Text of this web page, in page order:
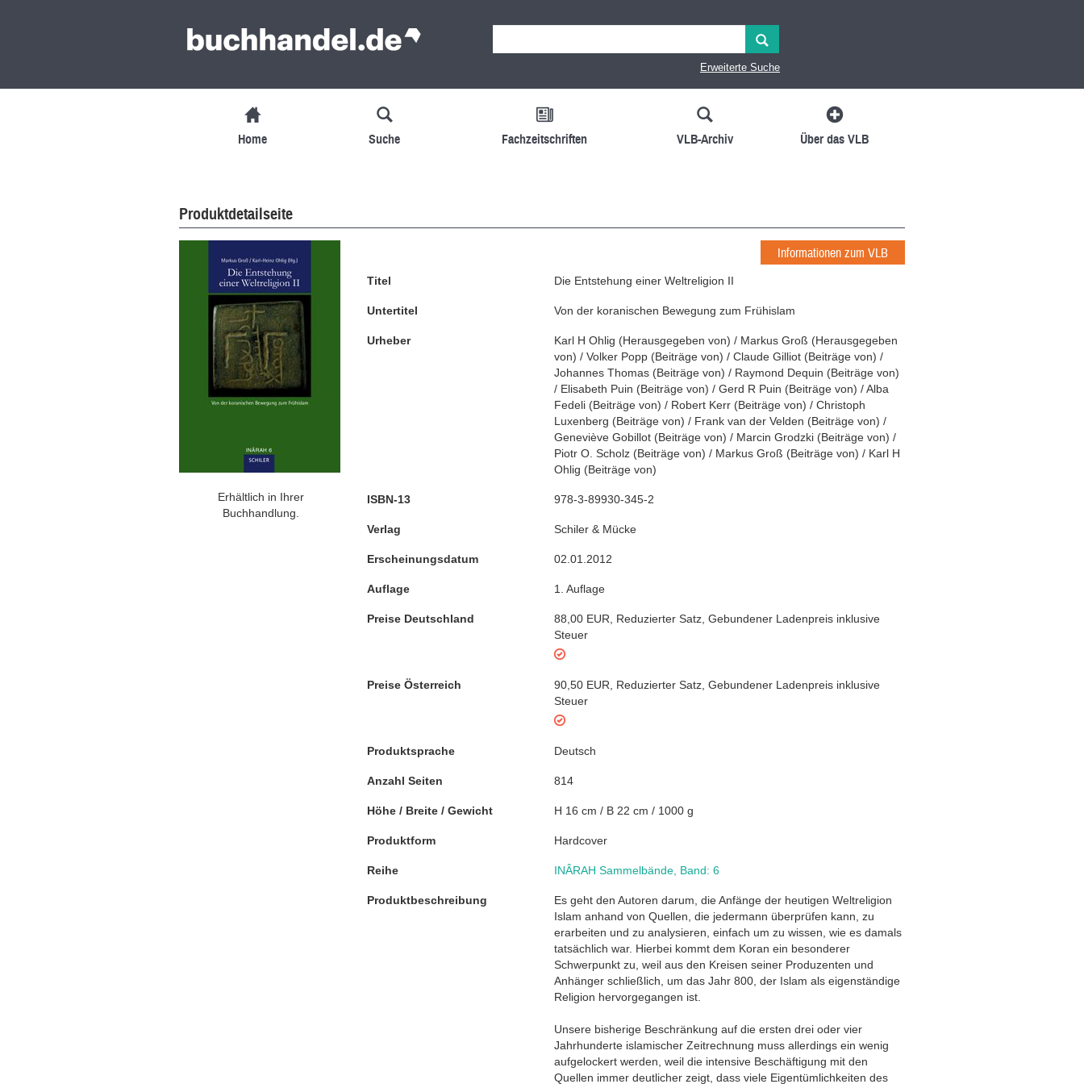
Erweiterte Suche
Home Suche Fachzeitschriften VLB-Archiv Über das VLB
Produktdetailseite
Erhältlich in Ihrer
Buchhandlung.
Informationen zum VLB
Titel Die Entstehung einer Weltreligion II
Untertitel Von der koranischen Bewegung zum Frühislam
Urheber Karl H Ohlig (Herausgegeben von) / Markus Groß (Herausgegeben
von) / Volker Popp (Beiträge von) / Claude Gilliot (Beiträge von) /
Johannes Thomas (Beiträge von) / Raymond Dequin (Beiträge von)
/ Elisabeth Puin (Beiträge von) / Gerd R Puin (Beiträge von) /Alba
Fedeli (Beiträge von) / Robert Kerr (Beiträge von) / Christoph
Luxenberg (Beiträge von) / Frank van der Velden (Beiträge von) /
Geneviève Gobillot (Beiträge von) / Marcin Grodzki (Beiträge von) /
Piotr O. Scholz (Beiträge von) / Markus Groß (Beiträge von) / Karl H
Ohlig (Beiträge von)
ISBN-13 978-3-89930-345-2
Verlag Schiler & Mücke
Erscheinungsdatum 02.01.2012
Auflage 1. Auflage
Preise Deutschland 88,00 EUR Reduzierter Satz Gebundener Ladenpreis inklusive
Steuer
Preise Österreich 90,50 EUR Reduzierter Satz Gebundener Ladenpreis inklusive
Steuer
Produktsprache Deutsch
Anzahl Seiten 814
Höhe / Breite / Gewicht H 16 cm / B 22 cm / 1000 g
Produktform Hardcover
Reihe INÂRAH Sammelbände Band: 6
Produktbeschreibung
Es geht den Autoren darum, die Anfänge der heutigen Weltreligion
Islam anhand von Quellen, die jedermann überprüfen kann, zu
erarbeiten und zu analysieren, einfach um zu wissen, wie es damals
tatsächlich war. Hierbei kommt dem Koran ein besonderer
Schwerpunkt zu, weil aus den Kreisen seiner Produzenten und
Anhänger schließlich, um das Jahr 800, der Islam als eigenständige
Religion hervorgegangen ist.
Unsere bisherige Beschränkung auf die ersten drei oder vier
Jahrhunderte islamischer Zeitrechnung muss allerdings ein wenig
aufgelockert werden, weil die intensive Beschäftigung mit den
Quellen immer deutlicher zeigt, dass viele Eigentümlichkeiten des